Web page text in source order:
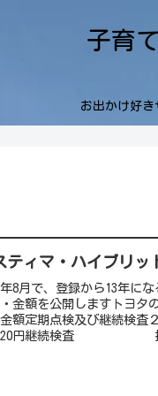
子育
お出かけ好
ティマ・ハイブリッ
年8月で、登録から13年に
金額を公開しますトヨタ
金額定期点検及び継続検
円継続検査 技